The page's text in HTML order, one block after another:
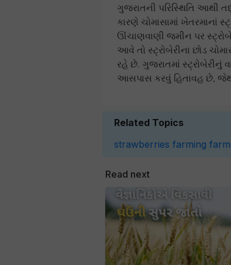
ગુજરાતની પરિસ્થિતિ આથી
કારણે ચોમાસામાં ખેતરમાનાં
ઊંચાણવાણી જમીન પર
આવે તો સ્ટ્રોબેરીના છોડ
રહે છે. ગુજરાતમાં સ્ટ્રોબેરીનું
આસપાસ કરવું હિતાવહ છે,
Related Topics
strawberries farming
Read next